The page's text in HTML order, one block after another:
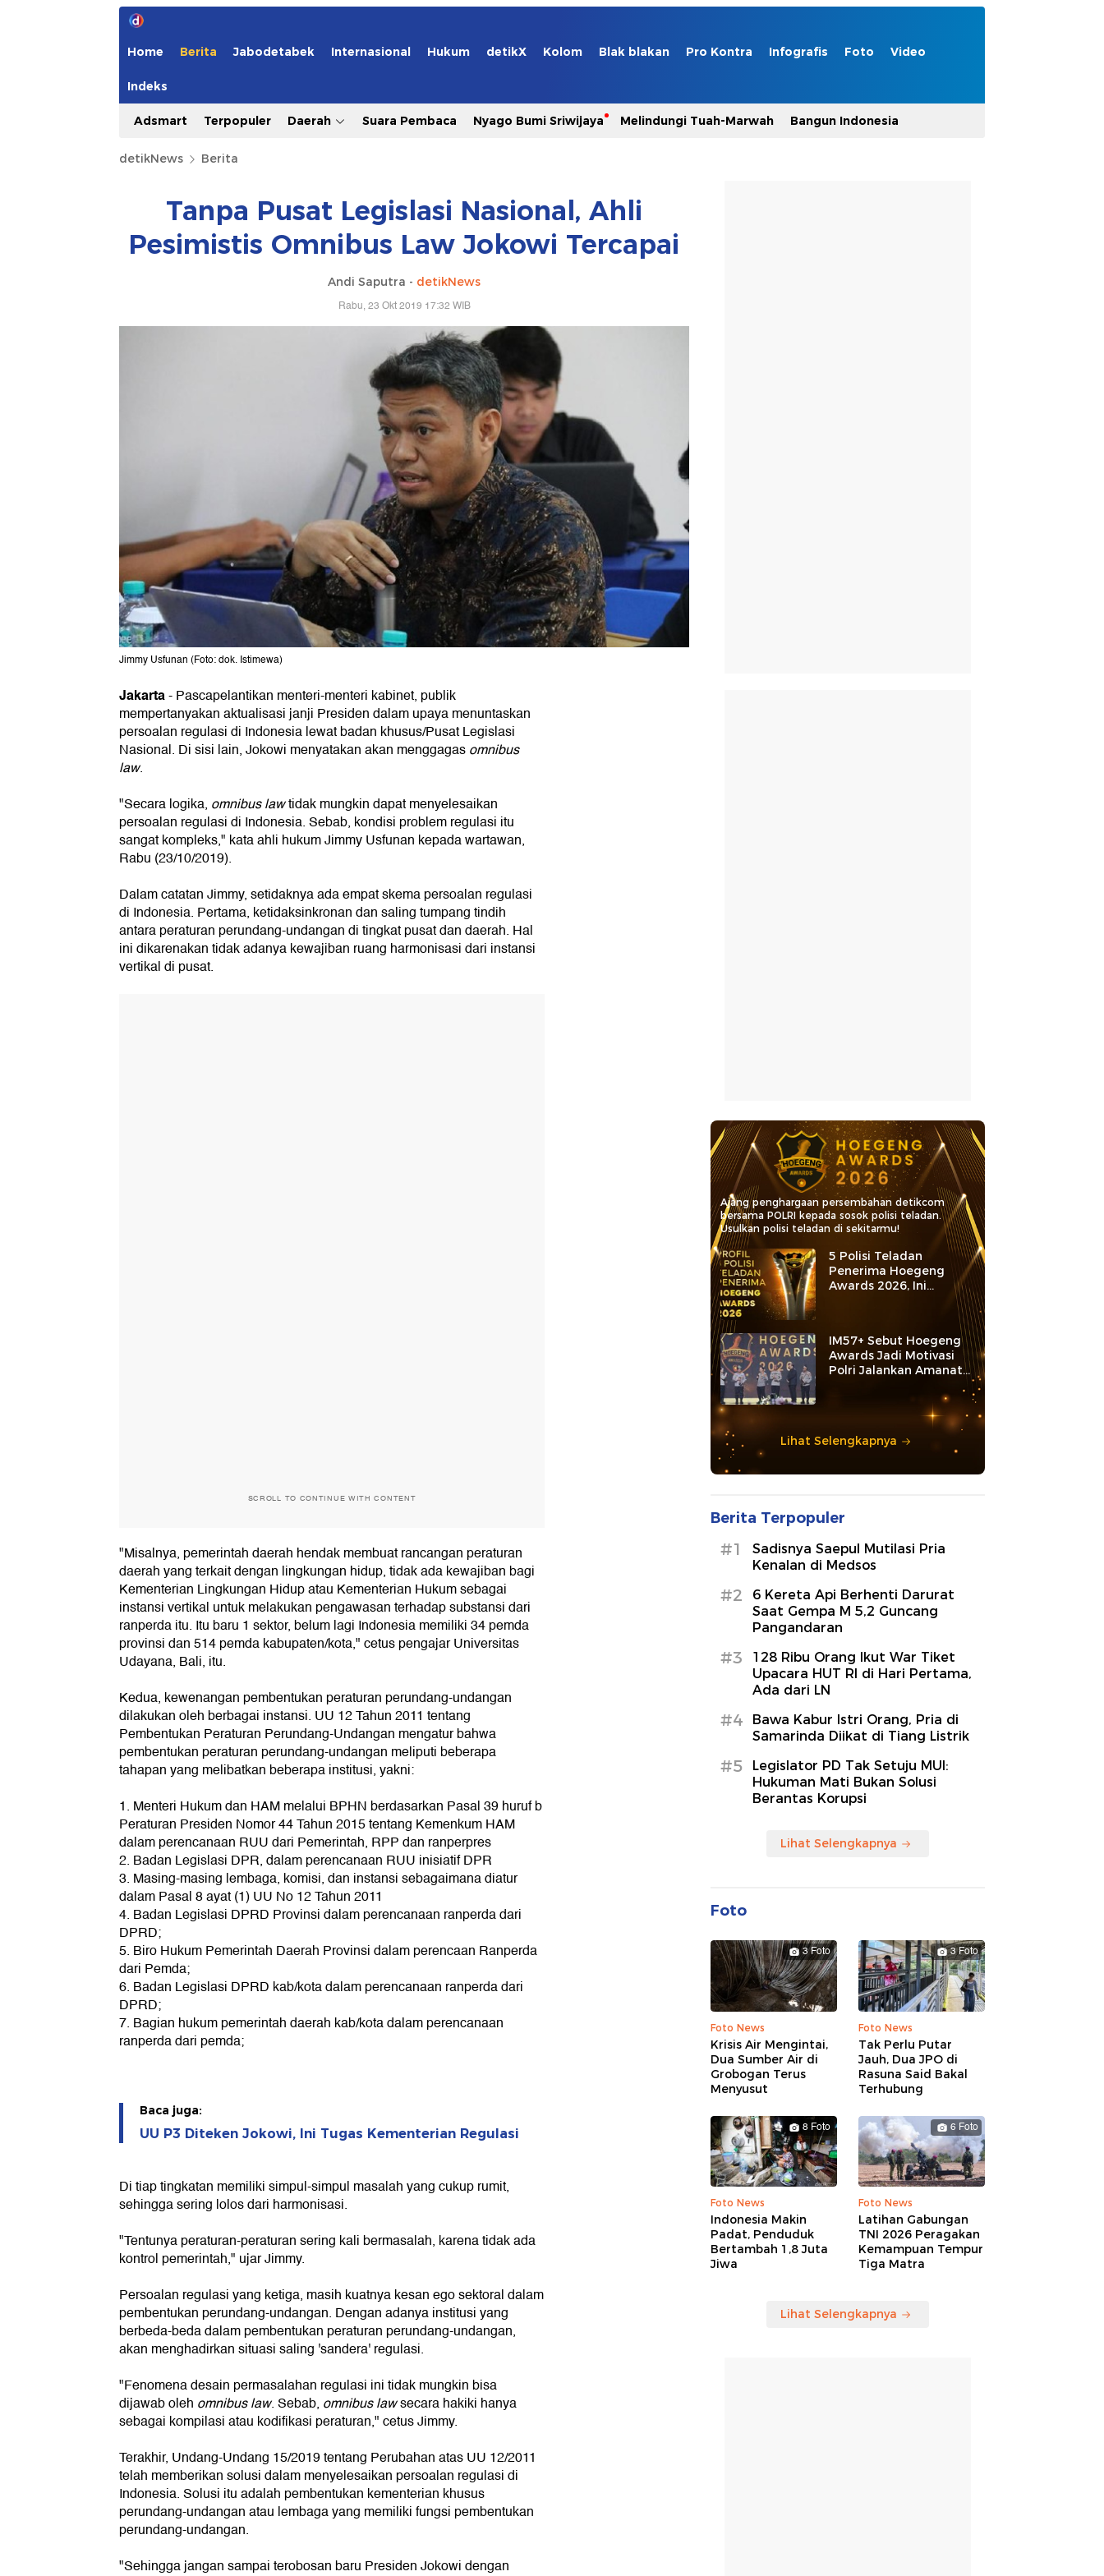
Home Berita Jabodetabek Internasional Hukum detikX Kolom Blak blakan Pro Kontra Infografis Foto Video
Indeks
Adsmart Terpopuler Daerah Suara Pembaca Nyago Bumi Sriwijaya Melindungi Tuah-Marwah Bangun Indonesia
detikNews Berita
Tanpa Pusat Legislasi Nasional, Ahli
Pesimistis Omnibus Law Jokowi Tercapai
Andi Saputra - detikNews
Rabu, 23 Okt 2019 17:32 WIB
Jimmy Usfunan (Foto: dok. Istimewa)
Jakarta-Pascapelantikan menteri-menteri kabinet, publik
mempertanyakan aktualisasi janji Presiden dalam upaya menuntaskan
persoalan regulasi di Indonesia lewat badan khusus/Pusat Legislasi
Nasional. Di sisi lain, Jokowi menyatakan akan menggagasomnibus
law.
"Secara logika, omnibus lawtidak mungkin dapat menyelesaikan
persoalan regulasi di Indonesia. Sebab, kondisi problem regulasi itu
sangat kompleks," kata ahli hukum Jimmy Usfunan kepada wartawan,
Rabu (23/10/2019).
Dalam catatan Jimmy, setidaknya ada empat skema persoalan regulasi
di Indonesia. Pertama, ketidaksinkronan dan saling tumpang tindih
antara peraturan perundang-undangan di tingkat pusat dan daerah. Hal
ini dikarenakan tidak adanya kewajiban ruang harmonisasi dari instansi
vertikal di pusat.
SCROLL TO CONTINUE WITH CONTENT
"Misalnya, pemerintah daerah hendak membuat rancangan peraturan
daerah yang terkait dengan lingkungan hidup, tidak ada kewajiban bagi
Kementerian Lingkungan Hidup atau Kementerian Hukum sebagai
instansi vertikal untuk melakukan pengawasan terhadap substansi dari
ranperda itu. Itu baru 1 sektor, belum lagi Indonesia memiliki 34 pemda
provinsi dan 514 pemda kabupaten/kota," cetus pengajar Universitas
Udayana, Bali, itu.
Kedua, kewenangan pembentukan peraturan perundang-undangan
dilakukan oleh berbagai instansi. UU 12 Tahun 2011 tentang
Pembentukan Peraturan Perundang-Undangan mengatur bahwa
pembentukan peraturan perundang-undangan meliputi beberapa
tahapan yang melibatkan beberapa institusi, yakni:
1. Menteri Hukum dan HAM melalui BPHN berdasarkan Pasal 39 huruf b
Peraturan Presiden Nomor 44 Tahun 2015 tentang Kemenkum HAM
dalam perencanaan RUU dari Pemerintah, RPP dan ranperpres
2. Badan Legislasi DPR, dalam perencanaan RUU inisiatif DPR
3. Masing-masing lembaga, komisi, dan instansi sebagaimana diatur
dalam Pasal 8 ayat (1) UU No 12 Tahun 2011
4. Badan Legislasi DPRD Provinsi dalam perencanaan ranperda dari
DPRD;
5. Biro Hukum Pemerintah Daerah Provinsi dalam perencaan Ranperda
dari Pemda;
6. Badan Legislasi DPRD kab/kota dalam perencanaan ranperda dari
DPRD;
7. Bagian hukum pemerintah daerah kab/kota dalam perencanaan
ranperda dari pemda;
Baca juga:
UU P3 Diteken Jokowi, Ini Tugas Kementerian Regulasi
Di tiap tingkatan memiliki simpul-simpul masalah yang cukup rumit,
sehingga sering lolos dari harmonisasi.
"Tentunya peraturan-peraturan sering kali bermasalah, karena tidak ada
kontrol pemerintah," ujar Jimmy.
Persoalan regulasi yang ketiga, masih kuatnya kesan ego sektoral dalam
pembentukan perundang-undangan. Dengan adanya institusi yang
berbeda-beda dalam pembentukan peraturan perundang-undangan,
akan menghadirkan situasi saling 'sandera' regulasi.
"Fenomena desain permasalahan regulasi ini tidak mungkin bisa
dijawab oleh omnibus law. Sebab, omnibus lawsecara hakiki hanya
sebagai kompilasi atau kodifikasi peraturan," cetus Jimmy.
Terakhir, Undang-Undang 15/2019 tentang Perubahan atas UU 12/2011
telah memberikan solusi dalam menyelesaikan persoalan regulasi di
Indonesia. Solusi itu adalah pembentukan kementerian khusus
perundang-undangan atau lembaga yang memiliki fungsi pembentukan
perundang-undangan.
"Sehingga jangan sampai terobosan baru Presiden Jokowi dengan
Ajang penghargaan persembahan detikcom
bersama POLRI kepada sosok polisi teladan.
Usulkan polisi teladan di sekitarmu!
5 Polisi Teladan
Penerima Hoegeng
Awards 2026, Ini
Kategori dan Kiprahnya
IM57+ Sebut Hoegeng
Awards Jadi Motivasi
Polri Jalankan Amanat
Lihat Selengkapnya
Berita Terpopuler
#1
Sadisnya Saepul Mutilasi Pria
Kenalan di Medsos
#2
6 Kereta Api Berhenti Darurat
Saat Gempa M 5,2 Guncang
Pangandaran
#3
128 Ribu Orang Ikut War Tiket
Upacara HUT RI di Hari Pertama,
Ada dari LN
#4
Bawa Kabur Istri Orang, Pria di
Samarinda Diikat di Tiang Listrik
#5
Legislator PD Tak Setuju MUI:
Hukuman Mati Bukan Solusi
Berantas Korupsi
Lihat Selengkapnya
Foto
3 Foto
Foto News
Krisis Air Mengintai,
Dua Sumber Air di
Grobogan Terus
Menyusut
3 Foto
Foto News
Tak Perlu Putar
Jauh, Dua JPO di
Rasuna Said Bakal
Terhubung
8 Foto
Foto News
Indonesia Makin
Padat, Penduduk
Bertambah 1,8 Juta
Jiwa
6 Foto
Foto News
Latihan Gabungan
TNI 2026 Peragakan
Kemampuan Tempur
Tiga Matra
Lihat Selengkapnya